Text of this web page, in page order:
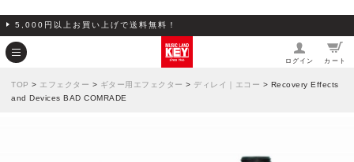
5,000円以上お買い上げで送料無料！
ログイン カート
TOP > エフェクター > ギター用エフェクター > ディレイ｜エコー > Recovery Effects
and Devices BAD COMRADE